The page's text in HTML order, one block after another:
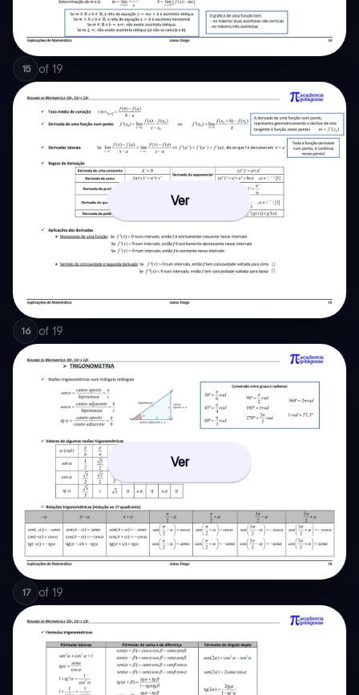
15 of 19
Ver
16 of 19
Ver
17 of 19